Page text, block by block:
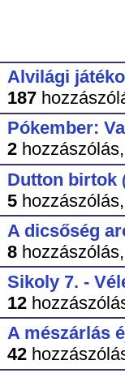
Alvilági
187
Pókember:
2hozzászólás,
Dutton birtok
5hozzászólás,
A dicsőség
8hozzászólás,
Sikoly 7. -
12
A mészárlás
42